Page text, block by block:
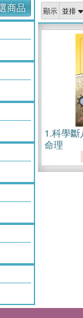
商品
顯示
1.科學斷
命理